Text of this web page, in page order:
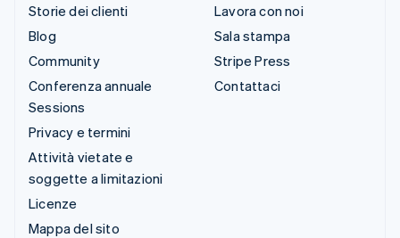
Storie dei clienti
Blog
Community
Conferenza annuale
Sessions
Privacy e termini
Attività vietate e
soggette a limitazioni
Licenze
Mappa del sito
Lavora con noi
Sala stampa
Stripe Press
Contattaci